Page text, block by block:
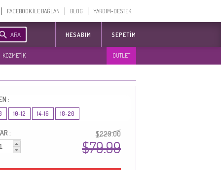
FACEBOOK İLE BAĞLAN BLOG YARDIM-DESTEK
ARA HESABIM SEPETIM
KOZMETİK OUTLET
:
10-12 14-16 18-20
: $229.00
$79.99